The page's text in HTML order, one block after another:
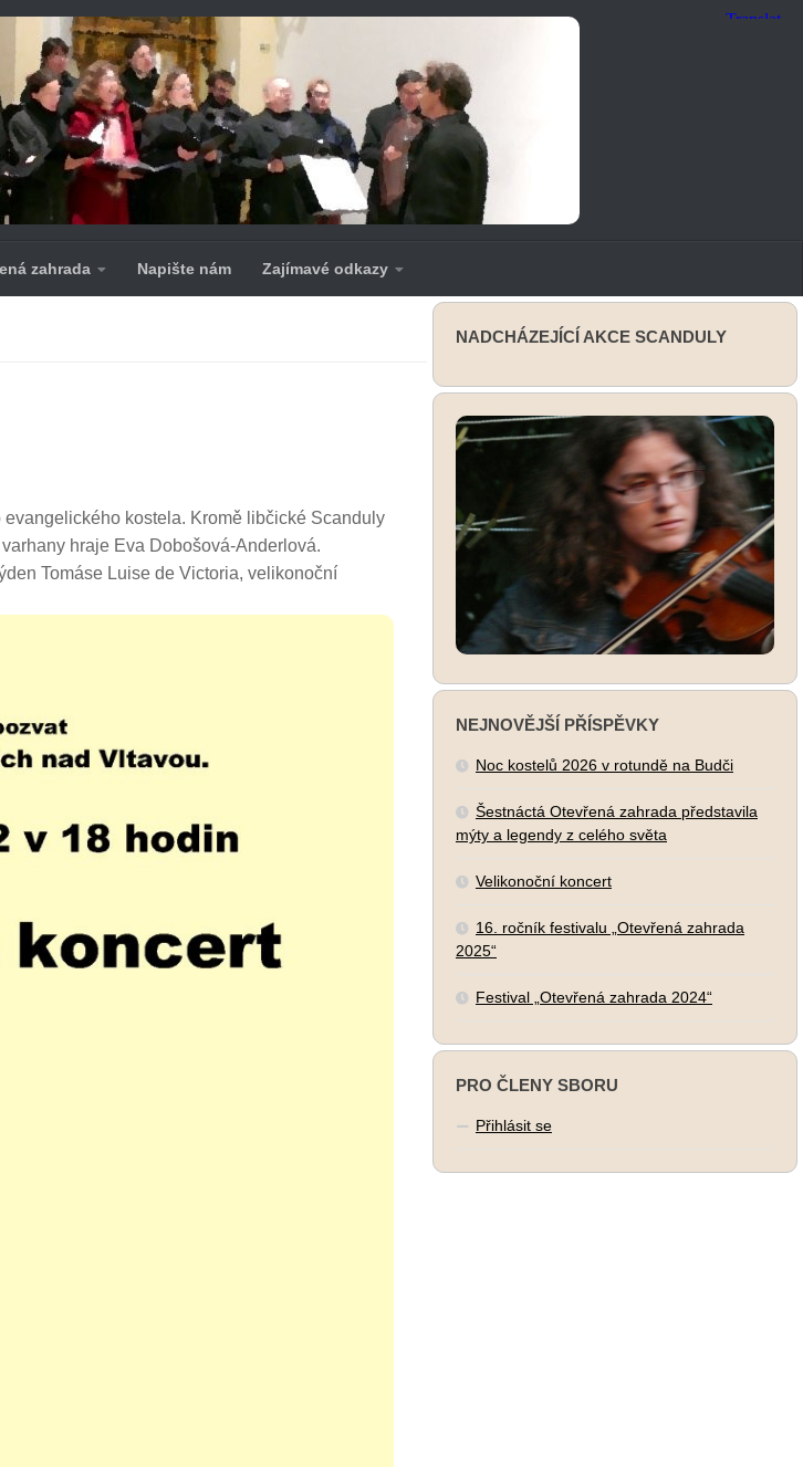
zahrada Napište nám Zajímavé odkazy
kostela. Kromě libčické Scanduly
hraje Eva Dobošová-Anderlová.
Tomáse Luise de Victoria, velikonoční
NADCHÁZEJÍCÍ AKCE SCANDULY
NEJNOVĚJŠÍ PŘÍSPĚVKY
Noc kostelů 2026 v rotundě na Budči
Šestnáctá Otevřená zahrada představila
mýty a legendy z celého světa
Velikonoční koncert
16. ročník festivalu „Otevřená zahrada
2025“
Festival „Otevřená zahrada 2024“
PRO ČLENY SBORU
Přihlásit se